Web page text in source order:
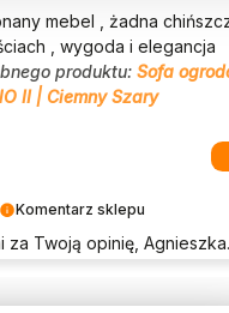
Komentarz sklepu
za Twoją opinię,
mebel , żadna
, wygoda i elegancja
produktu: Sofa
II | Ciemny Szary